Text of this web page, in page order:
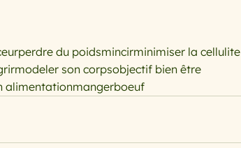
perdre du poidsmincirminimiser la cellulite
modeler son corpsobjectif bien être
alimentationmangerboeuf